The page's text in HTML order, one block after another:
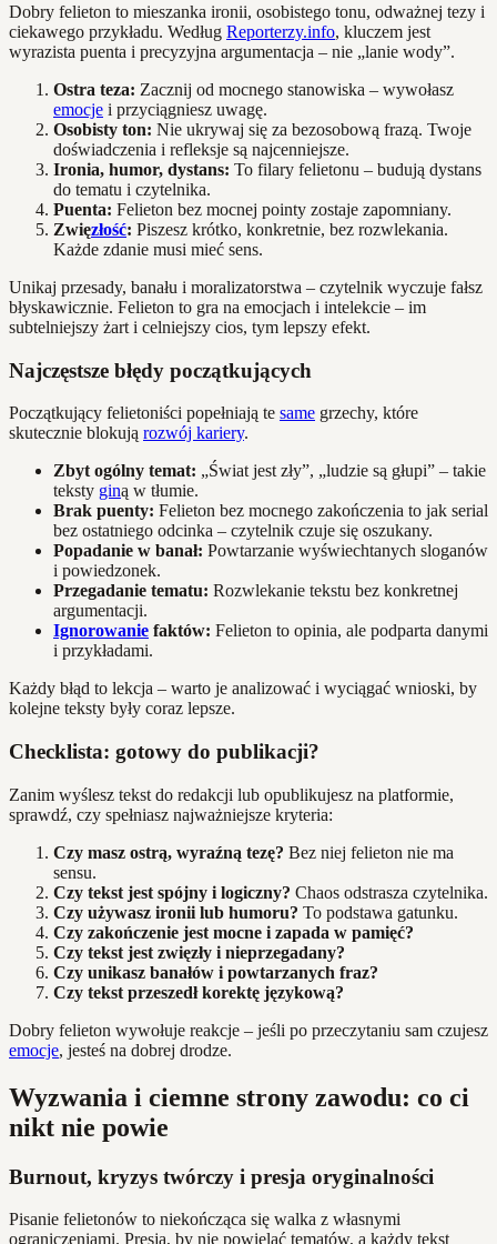
Dobry felieton to mieszanka ironii, osobistego tonu, odważnej tezy i
ciekawego przykładu. Według Reporterzy.info, kluczem jest
wyrazista puenta i precyzyjna argumentacja – nie „lanie wody”.
Ostra teza: Zacznij od mocnego stanowiska – wywołasz
emocje i przyciągniesz uwagę.
Osobisty ton: Nie ukrywaj się za bezosobową frazą. Twoje
doświadczenia i refleksje są najcenniejsze.
Ironia, humor, dystans: To filary felietonu – budują dystans
do tematu i czytelnika.
Puenta: Felieton bez mocnej pointy zostaje zapomniany.
Zwięzłość: Piszesz krótko, konkretnie, bez rozwlekania.
Każde zdanie musi mieć sens.
Unikaj przesady, banału i moralizatorstwa – czytelnik wyczuje fałsz
błyskawicznie. Felieton to gra na emocjach i intelekcie – im
subtelniejszy żart i celniejszy cios, tym lepszy efekt.
Najczęstsze błędy początkujących
Początkujący felietoniści popełniają te same grzechy, które
skutecznie blokują rozwój kariery.
Zbyt ogólny temat: „Świat jest zły”, „ludzie są głupi” – takie
teksty giną w tłumie.
Brak puenty: Felieton bez mocnego zakończenia to jak serial
bez ostatniego odcinka – czytelnik czuje się oszukany.
Popadanie w banał: Powtarzanie wyświechtanych sloganów
i powiedzonek.
Przegadanie tematu: Rozwlekanie tekstu bez konkretnej
argumentacji.
Ignorowanie faktów: Felieton to opinia, ale podparta danymi
i przykładami.
Każdy błąd to lekcja – warto je analizować i wyciągać wnioski, by
kolejne teksty były coraz lepsze.
Checklista: gotowy do publikacji?
Zanim wyślesz tekst do redakcji lub opublikujesz na platformie,
sprawdź, czy spełniasz najważniejsze kryteria:
Czy masz ostrą, wyraźną tezę? Bez niej felieton nie ma
sensu.
Czy tekst jest spójny i logiczny? Chaos odstrasza czytelnika.
Czy używasz ironii lub humoru? To podstawa gatunku.
Czy zakończenie jest mocne i zapada w pamięć?
Czy tekst jest zwięzły i nieprzegadany?
Czy unikasz banałów i powtarzanych fraz?
Czy tekst przeszedł korektę językową?
Dobry felieton wywołuje reakcje – jeśli po przeczytaniu sam czujesz
emocje, jesteś na dobrej drodze.
Wyzwania i ciemne strony zawodu: co ci
nikt nie powie
Burnout, kryzys twórczy i presja oryginalności
Pisanie felietonów to niekończąca się walka z własnymi
ograniczeniami. Presja, by nie powielać tematów, a każdy tekst